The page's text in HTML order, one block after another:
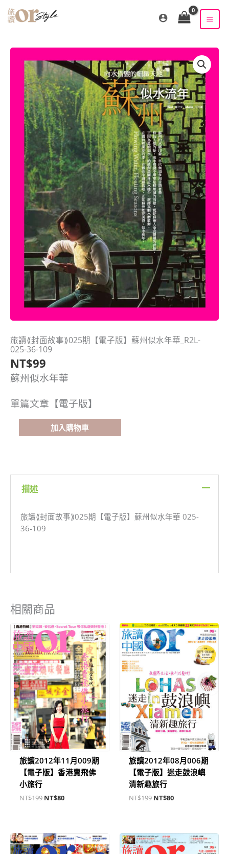
旅讀⟪封面故事⟫025期【電子版】蘇州似水年華_R2L-
025-36-109
NT$99
蘇州似水年華
單篇文章【電子版】
旅
讀
⟪封
面
事⟫
025
【電
109
加入購物車
描述
旅讀⟪封面故事⟫025期【電子版】蘇州似水年華 025-
36-109
相關商品
旅讀2012年11月009期
【電子版】香港賣飛佛
小旅行
NT$199
原
始
價
格：
NT$199。
NT$80
目
前
價
格：
NT$80。
旅讀2012年08月006期
【電子版】迷走鼓浪嶼
清新趣旅行
NT$199
原
始
價
格：
NT$80
目
前
價
格：
NT$80。
原
始
目
前
原
始
目
前